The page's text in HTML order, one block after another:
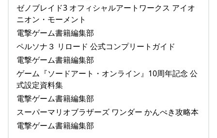
ゼノブレイド3 オフィシャルアートワークス アイオ
ニオン・モーメント
電撃ゲーム書籍編集部
ペルソナ３ リロード 公式コンプリートガイド
電撃ゲーム書籍編集部
ゲーム『ソードアート・オンライン』10周年記念 公
式設定資料集
電撃ゲーム書籍編集部
スーパーマリオブラザーズ ワンダー かんぺき攻略本
電撃ゲーム書籍編集部